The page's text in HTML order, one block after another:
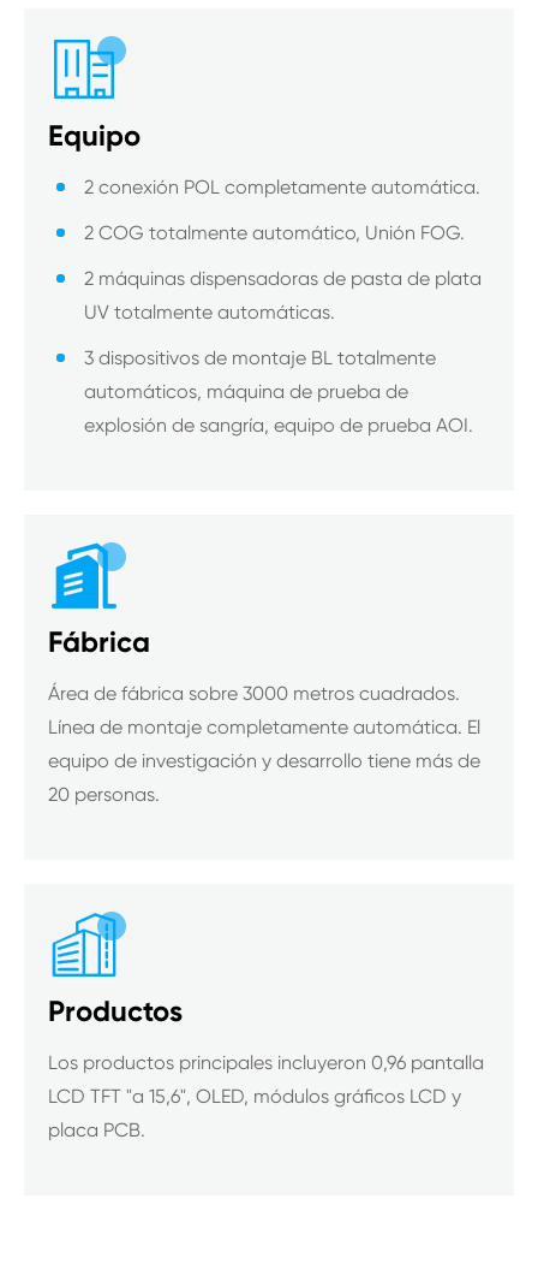

Equipo
2 conexión POL completamente automática.
2 COG totalmente automático, Unión FOG.
2 máquinas dispensadoras de pasta de plata
UV totalmente automáticas.
3 dispositivos de montaje BL totalmente
automáticos, máquina de prueba de
explosión de sangría, equipo de prueba AOI.

Fábrica
Área de fábrica sobre 3000 metros cuadrados.
Línea de montaje completamente automática. El
equipo de investigación y desarrollo tiene más de
20 personas.

Productos
Los productos principales incluyeron 0,96 pantalla
LCD TFT "a 15,6", OLED, módulos gráficos LCD y
placa PCB.